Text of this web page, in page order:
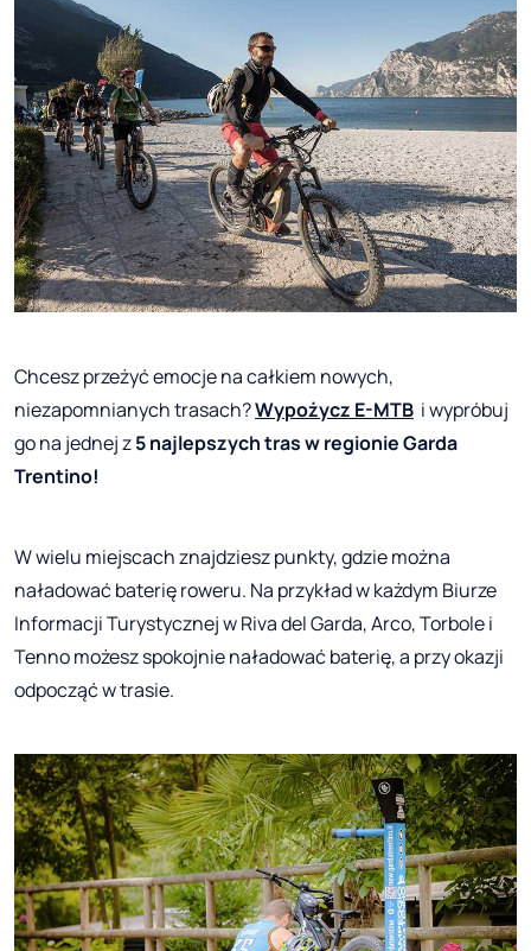
Chcesz przeżyć emocje na całkiem nowych,
niezapomnianych trasach?Wypożycz E-MTB i wypróbuj
go na jednej z5 najlepszych tras w regionie Garda
Trentino!
W wielu miejscach znajdziesz punkty, gdzie można
naładować baterię roweru. Na przykład w każdym Biurze
Informacji Turystycznej w Riva del Garda, Arco, Torbole i
Tenno możesz spokojnie naładować baterię, a przy okazji
odpocząć w trasie.